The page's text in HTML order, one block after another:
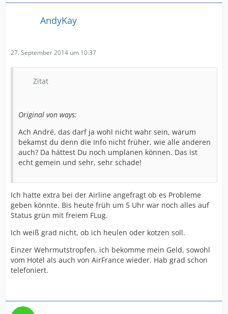
AndyKay
27. September 2014 um 10:37
Zitat
Original von ways:
Ach André, das darf ja wohl nicht wahr sein, warum
bekamst du denn die Info nicht früher, wie alle anderen
auch? Da hättest Du noch umplanen können. Das ist
echt gemein und sehr, sehr schade!
Ich hatte extra bei der Airline angefragt ob es Probleme
geben könnte. Bis heute früh um 5 Uhr war noch alles auf
Status grün mit freiem FLug.
Ich weiß grad nicht, ob ich heulen oder kotzen soll.
Einzer Wehrmutstropfen, ich bekomme mein Geld, sowohl
vom Hotel als auch von AirFrance wieder. Hab grad schon
telefoniert.